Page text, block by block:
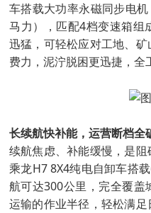
车搭载大功率永磁同步电
马力），匹配4档变速箱组
迅猛，可轻松应对工地、
费力，泥泞脱困更迅捷，全
长续航快补能，运营断档全
续航焦虑、补能缓慢，是阻
乘龙H7 8X4纯电自卸车搭
航可达300公里，完全覆
运输的作业半径，轻松满